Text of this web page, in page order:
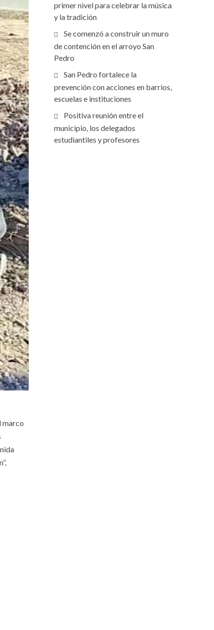
marco
primer nivel para celebrar la música
y la tradición
Se comenzó a construir un muro
de contención en el arroyo San
Pedro
San Pedro fortalece la
prevención con acciones en barrios,
escuelas e instituciones
Positiva reunión entre el
municipio, los delegados
estudiantiles y profesores